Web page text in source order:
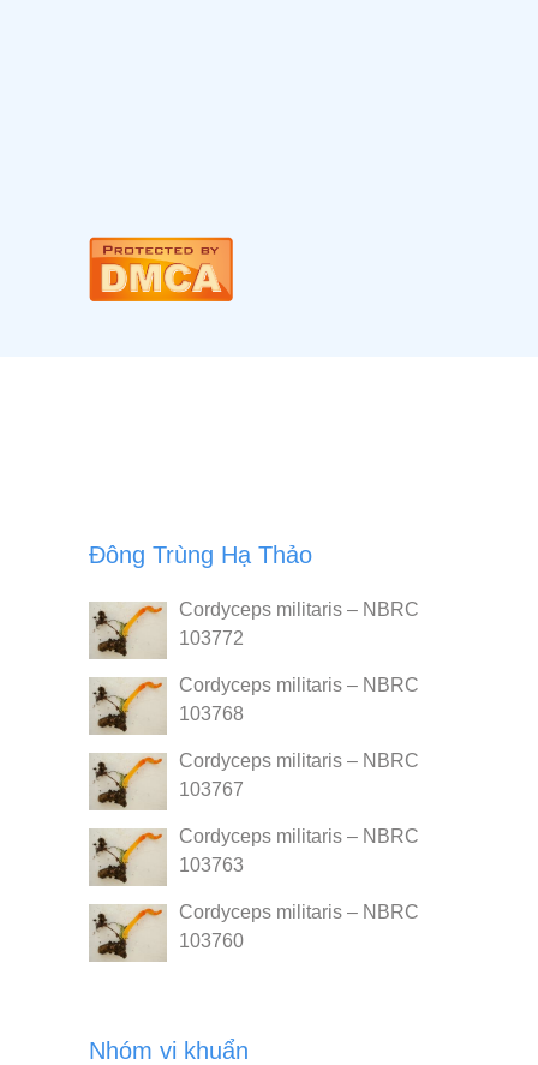
Đông Trùng Hạ Thảo
Cordyceps militaris – NBRC
103772
Cordyceps militaris – NBRC
103768
Cordyceps militaris – NBRC
103767
Cordyceps militaris – NBRC
103763
Cordyceps militaris – NBRC
103760
Nhóm vi khuẩn